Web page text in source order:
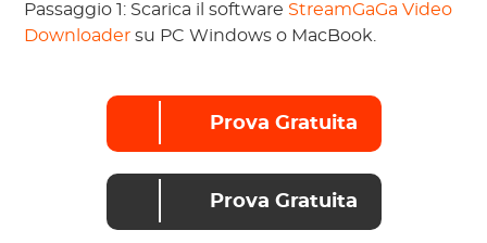
Passaggio 1: Scarica il software StreamGaGa Video
Downloader su PC Windows o MacBook.
Prova Gratuita
Prova Gratuita